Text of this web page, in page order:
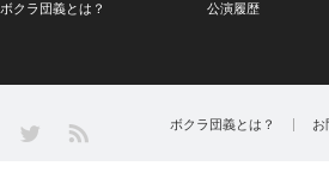
ボクラ団義とは？ 公演履歴
Twitter ボクラ団義とは？ お